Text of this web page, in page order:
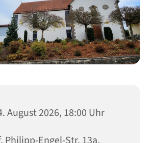
August 2026, 18:00 Uhr